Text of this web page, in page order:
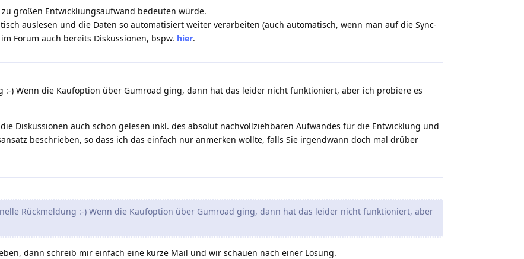
großen Entwickliungsaufwand bedeuten würde.
auslesen und die Daten so automatisiert weiter verarbeiten (auch automatisch, wenn man auf die Sync-
Forum auch bereits Diskussionen, bspw. hier.
:-) Wenn die Kaufoption über Gumroad ging, dann hat das leider nicht funktioniert, aber ich probiere es
Diskussionen auch schon gelesen inkl. des absolut nachvollziehbaren Aufwandes für die Entwicklung und
beschrieben, so dass ich das einfach nur anmerken wollte, falls Sie irgendwann doch mal drüber
Rückmeldung :-) Wenn die Kaufoption über Gumroad ging, dann hat das leider nicht funktioniert, aber
dann schreib mir einfach eine kurze Mail und wir schauen nach einer Lösung.